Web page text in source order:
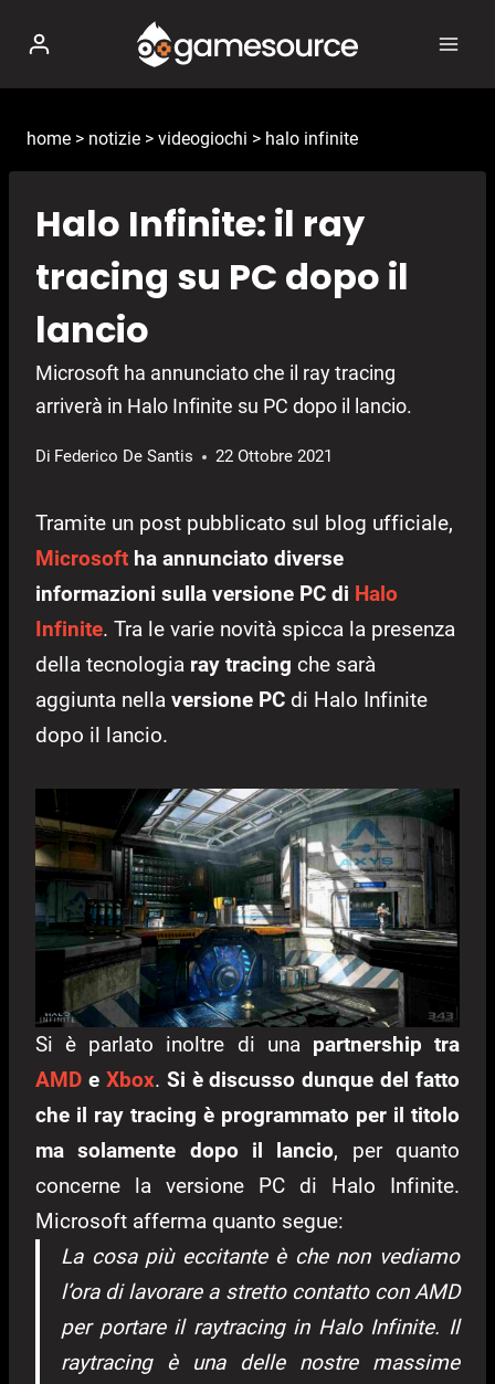
contenuto
home > notizie > videogiochi > halo infinite
Halo Infinite: il ray
tracing su PC dopo il
lancio
Microsoft ha annunciato che il ray tracing
arriverà in Halo Infinite su PC dopo il lancio.
Di Federico De Santis 22 Ottobre 2021
Tramite un post pubblicato sul blog ufficiale,
Microsoft ha annunciato diverse
informazioni sulla versione PC di Halo
Infinite. Tra le varie novità spicca la presenza
della tecnologia ray tracing che sarà
aggiunta nella versione PC di Halo Infinite
dopo il lancio.
Si è parlato inoltre di una partnership tra
AMD e Xbox. Si è discusso dunque del fatto
che il ray tracing è programmato per il titolo
ma solamente dopo il lancio, per quanto
concerne la versione PC di Halo Infinite.
Microsoft afferma quanto segue:
La cosa più eccitante è che non vediamo
l’ora di lavorare a stretto contatto con AMD
per portare il raytracing in Halo Infinite. Il
raytracing è una delle nostre massime